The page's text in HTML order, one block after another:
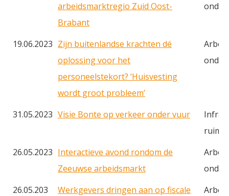
arbeidsmarktregio Zuid Oost-
Brabant
19.06.2023 Zijn buitenlandse krachten dé
oplossing voor het
personeelstekort? ‘Huisvesting
wordt groot probleem’
31.05.2023 Visie Bonte op verkeer onder vuur
ruimte
26.05.2023 Interactieve avond rondom de
Zeeuwse arbeidsmarkt
26.05.203
Werkgevers dringen aan op fiscale